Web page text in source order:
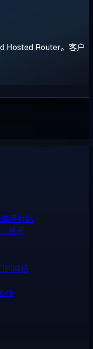
Hosted Router。客户
择对比
新闻
的网络
5